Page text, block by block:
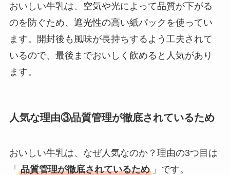
おいしい牛乳は、空気や光によって品質が下がる
のを防ぐため、遮光性の高い紙パックを使ってい
ます。開封後も風味が長持ちするよう工夫されて
いるので、最後までおいしく飲めると人気があり
ます。
人気な理由③品質管理が徹底されているため
おいしい牛乳は、なぜ人気なのか？理由の3つ目は
「 品質管理が徹底されているため 」です。